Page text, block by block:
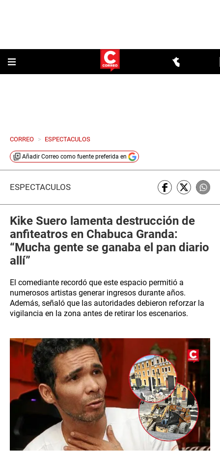
CORREO > ESPECTACULOS
Añadir Correo como fuente preferida en
ESPECTÁCULOS
Kike Suero lamenta destrucción de
anfiteatros en Chabuca Granda:
“Mucha gente se ganaba el pan diario
allí”
El comediante recordó que este espacio permitió a
numerosos artistas generar ingresos durante años.
Además, señaló que las autoridades debieron reforzar la
vigilancia en la zona antes de retirar los escenarios.